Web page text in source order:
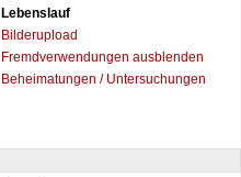
Lebenslauf
Bilderupload
Fremdverwendungen ausblenden
Beheimatungen / Untersuchungen